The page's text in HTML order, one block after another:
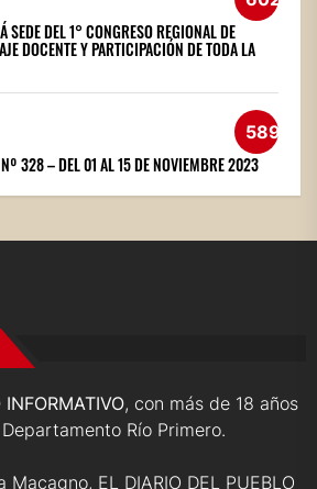
SEDE DEL 1° CONGRESO REGIONAL DE
DOCENTE Y PARTICIPACIÓN DE TODA LA
589
328 – DEL 01 AL 15 DE NOVIEMBRE 2023
INFORMATIVO, con más de 18 años
Río Primero.
EL DIARIO DEL PUEBLO